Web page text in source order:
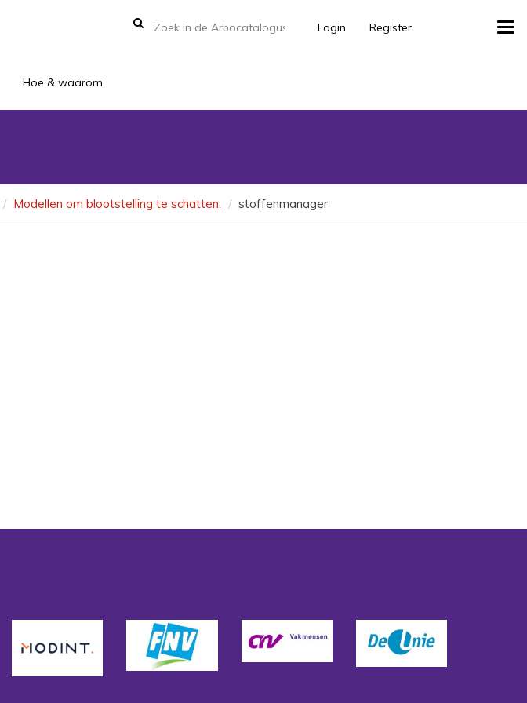
Login Register
Hoe & waarom
Modellen om blootstelling te schatten. stoffenmanager